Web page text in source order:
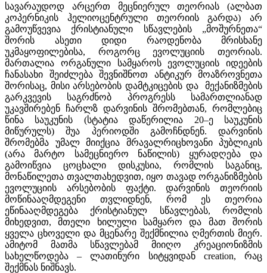
სავარაუდოდ არცერთ მეცნიერულ თეორიას (ალბათ
კოპერნიკის ჰელიოცენტრული თეორიის გარდა) არ
გამოუწვევია ქრისტიანული სწავლების „მოშურნეთა“
შორის ასეთი დიდი რაოდენობა მრისხანე
უკმაყოფილებისა, როგორც ევოლუციის თეორიას.
მართალია ორგანული სამყაროს ევოლუციის იდეების
ჩანასახი შეიძლება შევნიშნოთ ანტიკურ მოაზროვნეთა
შორისაც, მისი არსებობის დამტკიცების და მექანიზმების
გარკვევის საგრძნობ პროგრესს სამართლიანად
უკავშირებენ ჩარლზ დარვინის შრომებთან, რომლებიც
წინა საუკუნის (სტატია დაწერილია 20–ე საუკუნის
მიწურულს) შუა პერიოდში გამოჩნდნენ. დარვინის
შრომებმა უმალ მიიქცია მრავალრიცხოვანი პუბლიკის
(არა მარტო სამეცნიერო ნაწილის) ყურადღება და
გამოიწვია ცოცხალი დისკუსია, რომლის საგანიც,
მონაწილეთა თვალთახედვით, იყო თავად ორგანიზმების
ევოლუციის არსებობის ფაქტი. დარვინის თეორიის
მოწინააღმდეგენი თვლიდნენ, რომ ეს თეორია
ეწინააღმდეგება ქრისტიანულ სწავლებას, რომლის
მიხედვით, მთელი ხილული სამყარო და მათ შორის
ყველა ცხოველი და მცენარე შექმნილია ღმერთის მიერ.
ამიტომ მათმა სწავლებამ მიიღო კრეაციონიზმის
სახელწოდება – ლათინური სიტყვიდან creation, რაც
შექმნას ნიშნავს.